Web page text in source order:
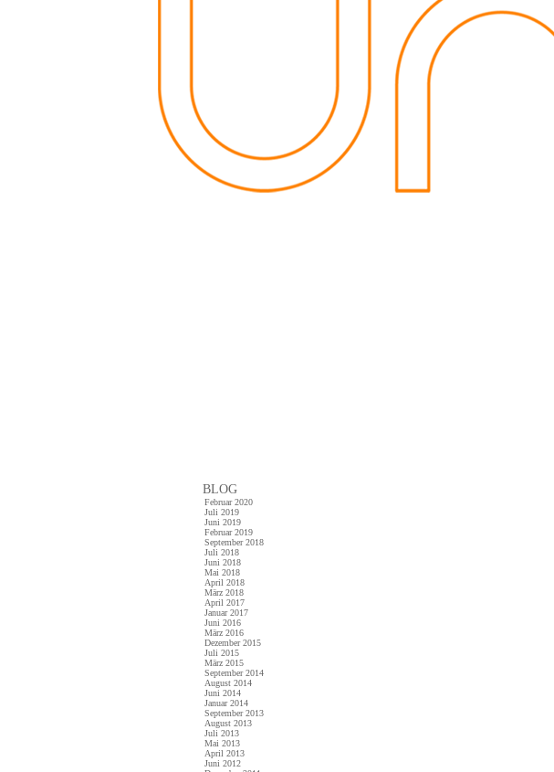
BLOG
Februar 2020
Juli 2019
Juni 2019
Februar 2019
September 2018
Juli 2018
Juni 2018
Mai 2018
April 2018
März 2018
April 2017
Januar 2017
Juni 2016
März 2016
Dezember 2015
Juli 2015
März 2015
September 2014
August 2014
Juni 2014
Januar 2014
September 2013
August 2013
Juli 2013
Mai 2013
April 2013
Juni 2012